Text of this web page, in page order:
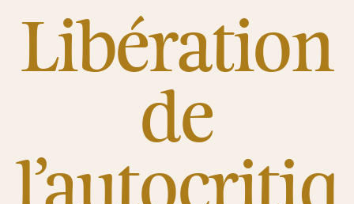
Libération
de